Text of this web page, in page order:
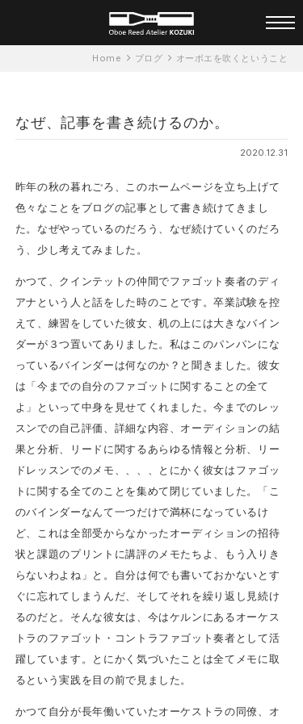
オーダーメイド オーボエリー
Home ブログ オーボエを吹くということ
なぜ、記事を書き続けるのか。
2020.12.31
昨年の秋の暮れごろ、このホームページを立ち上げて
色々なことをブログの記事として書き続けてきまし
た。なぜやっているのだろう、なぜ続けていくのだろ
う、少し考えてみました。
かつて、クインテットの仲間でファゴット奏者のディ
アナという人と話をした時のことです。卒業試験を控
えて、練習をしていた彼女、机の上には大きなバイン
ダーが３つ置いてありました。私はこのパンパンにな
っているバインダーは何なのか？と聞きました。彼女
は「今までの自分のファゴットに関することの全て
よ」といって中身を見せてくれました。今までのレッ
スンでの自己評価、詳細な内容、オーディションの結
果と分析、リードに関するあらゆる情報と分析、リー
ドレッスンでのメモ、、、、とにかく彼女はファゴッ
トに関する全てのことを集めて閉じていました。「こ
のバインダーなんて一つだけで満杯になっているけ
ど、これは全部受からなかったオーディションの招待
状と課題のプリントに講評のメモたちよ、もう入りき
らないわよね」と。自分は何でも書いておかないとす
ぐに忘れてしまうんだ、そしてそれを繰り返し見続け
るのだと。そんな彼女は、今はケルンにあるオーケス
トラのファゴット・コントラファゴット奏者として活
躍しています。とにかく気づいたことは全てメモに取
るという実践を目の前で見ました。
かつて自分が長年働いていたオーケストラの同僚、オ